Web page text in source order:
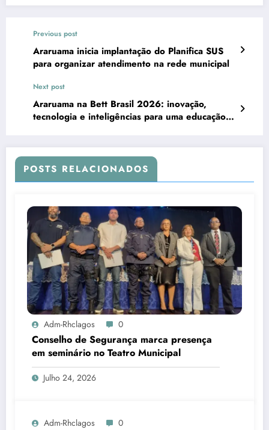
Previous post
Araruama inicia implantação do Planifica SUS
para organizar atendimento na rede municipal
Next post
Araruama na Bett Brasil 2026: inovação,
tecnologia e inteligências para uma educação
POSTS RELACIONADOS
Adm-Rhclagos 0
Conselho de Segurança marca presença
em seminário no Teatro Municipal
Julho 24, 2026
Adm-Rhclagos 0